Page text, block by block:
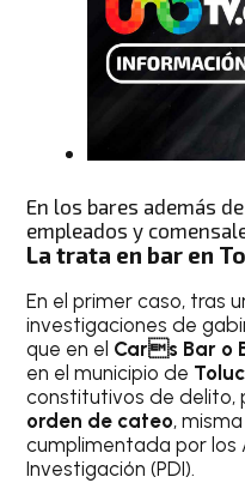
En los bares además
empleados y
La trata en bar en
En el primer caso, tras
investigaciones de
que en el Cars Bar o
en el municipio de
constitutivos de delito,
orden de cateo,
cumplimentada por los
Investigación (PDI).